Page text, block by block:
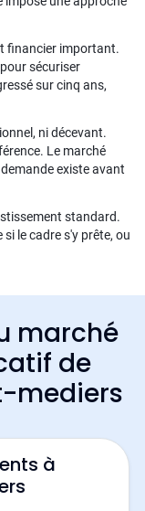
financier important.
sécuriser
sur cinq ans,
ni décevant.
Le marché
existe avant
standard.
le cadre s'y prête, ou
marché
de
mediers
à